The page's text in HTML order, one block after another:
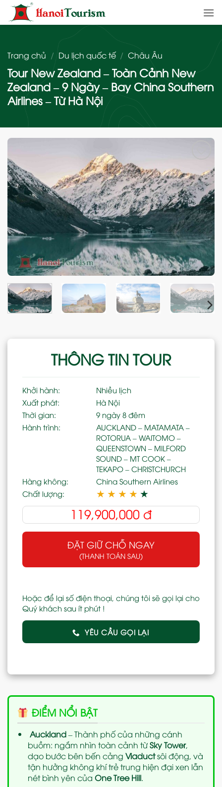
qua
nội
Trang chủ / Du lịch quốc tế / Châu Âu
Tour New Zealand – Toàn Cảnh New
Zealand – 9 Ngày – Bay China Southern
Airlines – Từ Hà Nội
to
wishlist
THÔNG TIN TOUR
Khởi hành:
Nhiều lịch
Xuất phát:
Hà Nội
Thời gian:
9 ngày 8 đêm
Hành trình:
AUCKLAND – MATAMATA –
ROTORUA – WAITOMO –
QUEENSTOWN – MILFORD
SOUND – MT COOK –
TEKAPO – CHRISTCHURCH
Hàng không:
China Southern Airlines
Chất lượng:
★ ★ ★ ★ ★
119,900,000 đ
ĐẶT GIỮ CHỖ NGAY
(THANH TOÁN SAU)
Hoặc để lại số điện thoại, chúng tôi sẽ gọi lại cho
Quý khách sau ít phút !
YÊU CẦU GỌI LẠI
ĐIỂM NỔI BẬT
Auckland– Thành phố của những cánh
buồm: ngắm nhìn toàn cảnh từSky Tower,
dạo bước bên bến cảng Viaductsôi động, và
tận hưởng không khí trẻ trung hiện đại xen lẫn
nét bình yên của One Tree Hill.